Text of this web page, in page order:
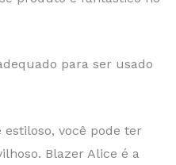
para ser usado
você pode ter
Blazer Alice é a